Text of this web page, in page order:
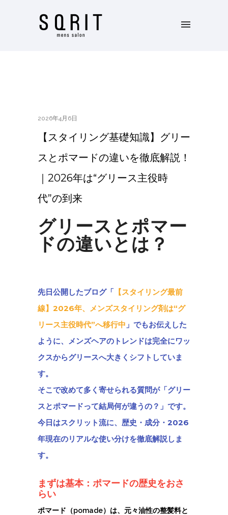
2026年4月6日
【スタイリング基礎知識】グリー
スとポマードの違いを徹底解説！
｜2026年は“グリース主役時
代”の到来
グリースとポマー
ドの違いとは？
先日公開したブログ「 【スタイリング最前
線】2026年、メンズスタイリング剤は“グ
リース主役時代”へ移行中 」でもお伝えした
ように、 メンズヘアのトレンドは完全にワッ
クスからグリースへ大きくシフトしていま
す。
そこで改めて多く寄せられる質問が「グリー
スとポマードって結局何が違うの？」 です。
今日はスクリット流に、歴史・成分・2026
年現在のリアルな使い分けを徹底解説しま
す。
まずは基本：ポマードの歴史をおさ
らい
ポマード（pomade）は、元々油性の整髪料と